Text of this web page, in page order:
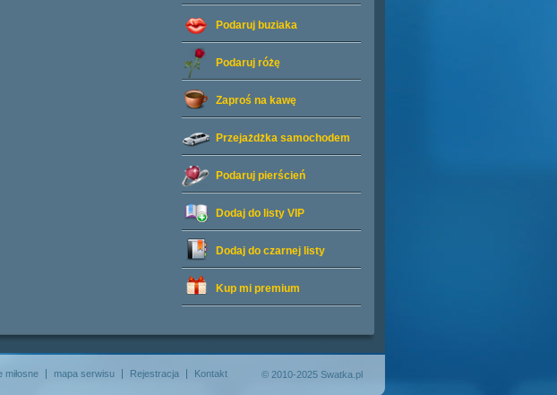
Podaruj buziaka
Podaruj różę
Zaproś na kawę
Przejażdżka samochodem
Podaruj pierścień
Dodaj do listy VIP
Dodaj do czarnej listy
Kup mi premium
miłosne mapa serwisu Rejestracja Kontakt © 2010-2025 Swatka.pl